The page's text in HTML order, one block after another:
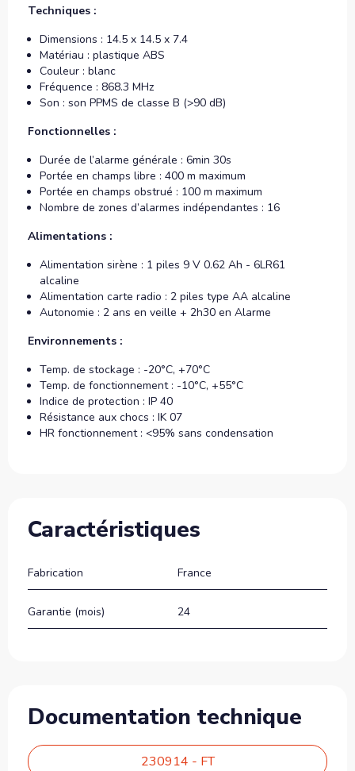
Techniques :
Dimensions : 14.5 x 14.5 x 7.4
Matériau : plastique ABS
Couleur : blanc
Fréquence : 868.3 MHz
Son : son PPMS de classe B (>90 dB)
Fonctionnelles :
Durée de l’alarme générale : 6min 30s
Portée en champs libre : 400 m maximum
Portée en champs obstrué : 100 m maximum
Nombre de zones d’alarmes indépendantes : 16
Alimentations :
Alimentation sirène : 1 piles 9 V 0.62 Ah - 6LR61
alcaline
Alimentation carte radio : 2 piles type AA alcaline
Autonomie : 2 ans en veille + 2h30 en Alarme
Environnements :
Temp. de stockage : -20°C, +70°C
Temp. de fonctionnement : -10°C, +55°C
Indice de protection : IP 40
Résistance aux chocs : IK 07
HR fonctionnement : <95% sans condensation
Caractéristiques
Fabrication France
Garantie (mois) 24
Documentation technique
230914 - FT